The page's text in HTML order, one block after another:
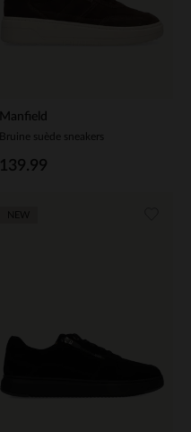
Manfield
Bruine suède sneakers
139.99